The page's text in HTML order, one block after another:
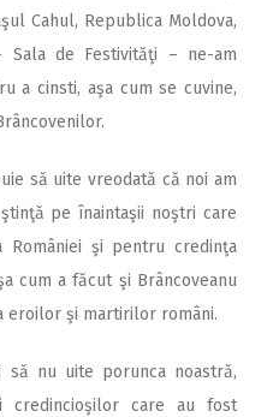
Cahul, Republica Moldova,
Sala de Festivităţi – ne-am
a cinsti, aşa cum se cuvine,
să uite vreodată că noi am
pe înaintaşii noştri care
şi pentru credinţa
cum a făcut şi Brâncoveanu
eroilor şi martirilor români.
să nu uite porunca noastră,
credincioşilor care au fost